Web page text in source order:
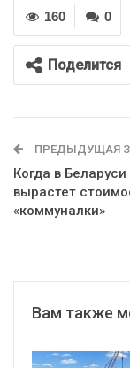
0
160
Поделится
ПРЕДЫДУЩАЯ
Когда в Беларуси
вырастет
«коммуналки»
Вам также